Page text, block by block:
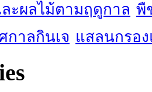
ะผลไม้ตามฤดูกาล พื
กาลกินเจ แสลนกรอ